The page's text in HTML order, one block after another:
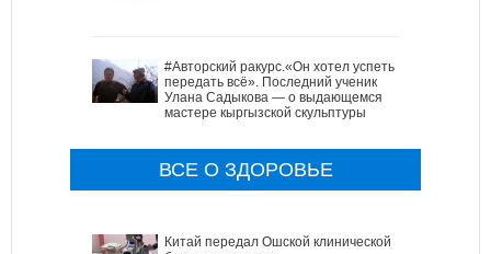
#Авторский ракурс.«Он хотел успеть
передать всё». Последний ученик
Улана Садыкова — о выдающемся
мастере кыргызской скульптуры
ВСЕ О ЗДОРОВЬЕ
Китай передал Ошской клинической